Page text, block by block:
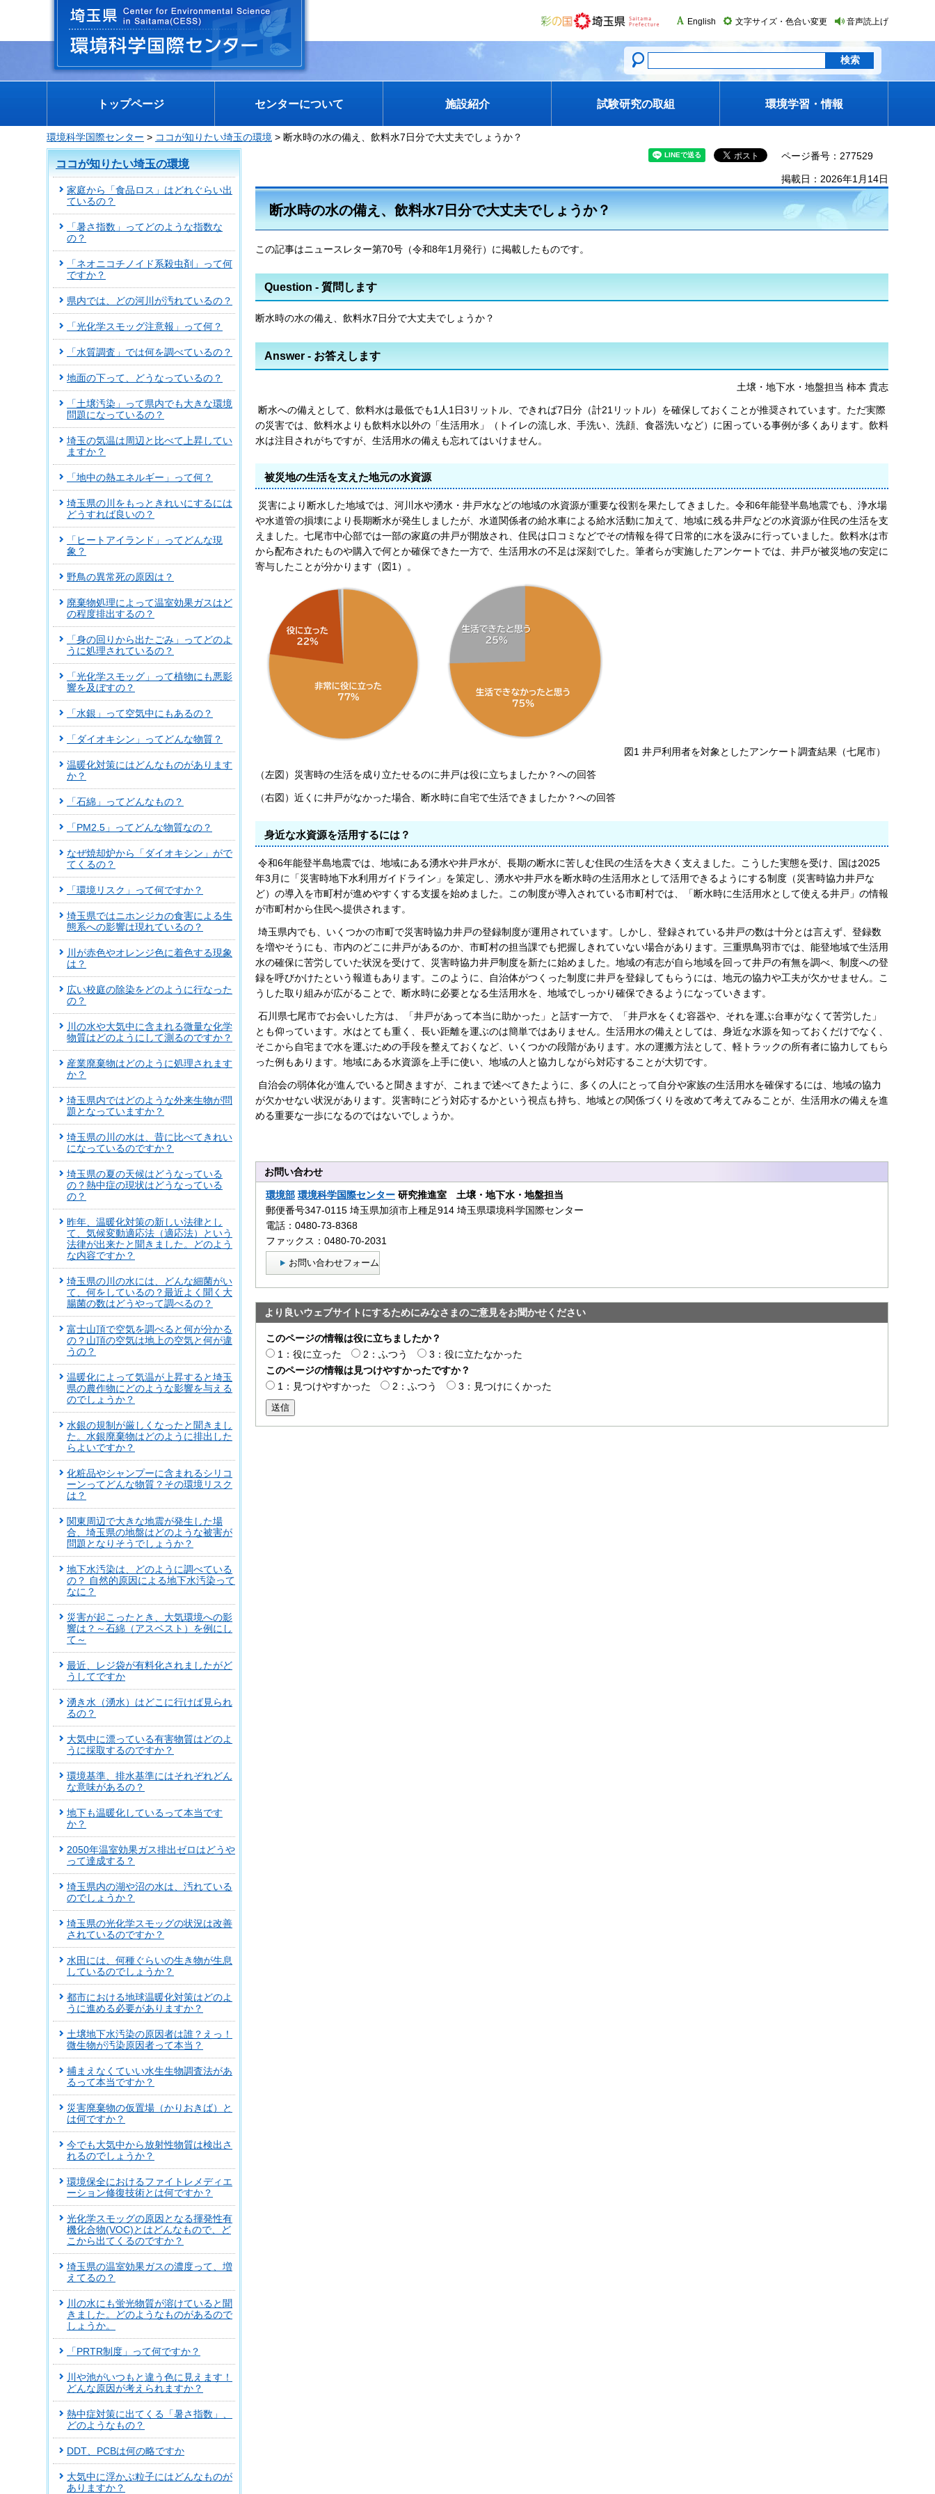
埼玉県 環境科学国際センター English 文字サイズ・色合い変更 音声読上げ
トップページ センターについて 施設紹介 試験研究の取組 環境学習・情報
環境科学国際センター > ココが知りたい埼玉の環境 > 断水時の水の備え、飲料水7日分で大丈夫でしょうか？
ココが知りたい埼玉の環境
家庭から「食品ロス」はどれぐらい出
ているの？
「暑さ指数」ってどのような指数な
の？
「ネオニコチノイド系殺虫剤」って何
ですか？
県内では、どの河川が汚れているの？
「光化学スモッグ注意報」って何？
「水質調査」では何を調べているの？
地面の下って、どうなっているの？
「土壌汚染」って県内でも大きな環境
問題になっているの？
埼玉の気温は周辺と比べて上昇してい
ますか？
「地中の熱エネルギー」って何？
埼玉県の川をもっときれいにするには
どうすれば良いの？
「ヒートアイランド」ってどんな現
象？
野鳥の異常死の原因は？
廃棄物処理によって温室効果ガスはど
の程度排出するの？
「身の回りから出たごみ」ってどのよ
うに処理されているの？
「光化学スモッグ」って植物にも悪影
響を及ぼすの？
「水銀」って空気中にもあるの？
「ダイオキシン」ってどんな物質？
温暖化対策にはどんなものがあります
か？
「石綿」ってどんなもの？
「PM2.5」ってどんな物質なの？
なぜ焼却炉から「ダイオキシン」がで
てくるの？
「環境リスク」って何ですか？
埼玉県ではニホンジカの食害による生
態系への影響は現れているの？
川が赤色やオレンジ色に着色する現象
は？
広い校庭の除染をどのように行なった
の？
川の水や大気中に含まれる微量な化学
物質はどのようにして測るのですか？
産業廃棄物はどのように処理されます
か？
埼玉県内ではどのような外来生物が問
題となっていますか？
埼玉県の川の水は、昔に比べてきれい
になっているのですか？
埼玉県の夏の天候はどうなっている
の？熱中症の現状はどうなっている
の？
昨年、温暖化対策の新しい法律とし
て、気候変動適応法（適応法）という
法律が出来たと聞きました。どのよう
な内容ですか？
埼玉県の川の水には、どんな細菌がい
て、何をしているの？最近よく聞く大
腸菌の数はどうやって調べるの？
富士山頂で空気を調べると何が分かる
の？山頂の空気は地上の空気と何が違
うの？
温暖化によって気温が上昇すると埼玉
県の農作物にどのような影響を与える
のでしょうか？
水銀の規制が厳しくなったと聞きまし
た。水銀廃棄物はどのように排出した
らよいですか？
化粧品やシャンプーに含まれるシリコ
ーンってどんな物質？その環境リスク
は？
関東周辺で大きな地震が発生した場
合、埼玉県の地盤はどのような被害が
問題となりそうでしょうか？
地下水汚染は、どのように調べている
の？ 自然的原因による地下水汚染って
なに？
災害が起こったとき、大気環境への影
響は？～石綿（アスベスト）を例にし
て～
最近、レジ袋が有料化されましたがど
うしてですか
湧き水（湧水）はどこに行けば見られ
るの？
大気中に漂っている有害物質はどのよ
うに採取するのですか？
環境基準、排水基準にはそれぞれどん
な意味があるの？
地下も温暖化しているって本当です
か？
2050年温室効果ガス排出ゼロはどうや
って達成する？
埼玉県内の湖や沼の水は、汚れている
のでしょうか？
埼玉県の光化学スモッグの状況は改善
されているのですか？
水田には、何種ぐらいの生き物が生息
しているのでしょうか？
都市における地球温暖化対策はどのよ
うに進める必要がありますか？
土壌地下水汚染の原因者は誰？えっ！
微生物が汚染原因者って本当？
捕まえなくていい水生生物調査法があ
るって本当ですか？
災害廃棄物の仮置場（かりおきば）と
は何ですか？
今でも大気中から放射性物質は検出さ
れるのでしょうか？
環境保全におけるファイトレメディエ
ーション修復技術とは何ですか？
光化学スモッグの原因となる揮発性有
機化合物(VOC)とはどんなもので、ど
こから出てくるのですか？
埼玉県の温室効果ガスの濃度って、増
えてるの？
川の水にも蛍光物質が溶けていると聞
きました。どのようなものがあるので
しょうか。
「PRTR制度」って何ですか？
川や池がいつもと違う色に見えます！
どんな原因が考えられますか？
熱中症対策に出てくる「暑さ指数」、
どのようなもの？
DDT、PCBは何の略ですか
大気中に浮かぶ粒子にはどんなものが
ありますか？
ページ番号：277529
掲載日：2026年1月14日
断水時の水の備え、飲料水7日分で大丈夫でしょうか？
この記事はニュースレター第70号（令和8年1月発行）に掲載したものです。
Question - 質問します
断水時の水の備え、飲料水7日分で大丈夫でしょうか？
Answer - お答えします
土壌・地下水・地盤担当 柿本 貴志
断水への備えとして、飲料水は最低でも1人1日3リットル、できれば7日分（計21リットル）を確保しておくことが推奨されています。ただ実際
の災害では、飲料水よりも飲料水以外の「生活用水」（トイレの流し水、手洗い、洗顔、食器洗いなど）に困っている事例が多くあります。飲料
水は注目されがちですが、生活用水の備えも忘れてはいけません。
被災地の生活を支えた地元の水資源
災害により断水した地域では、河川水や湧水・井戸水などの地域の水資源が重要な役割を果たしてきました。令和6年能登半島地震でも、浄水場
や水道管の損壊により長期断水が発生しましたが、水道関係者の給水車による給水活動に加えて、地域に残る井戸などの水資源が住民の生活を支
えました。七尾市中心部では一部の家庭の井戸が開放され、住民は口コミなどでその情報を得て日常的に水を汲みに行っていました。飲料水は市
から配布されたものや購入で何とか確保できた一方で、生活用水の不足は深刻でした。筆者らが実施したアンケートでは、井戸が被災地の安定に
寄与したことが分かります（図1）。
図1 井戸利用者を対象としたアンケート調査結果（七尾市）
（左図）災害時の生活を成り立たせるのに井戸は役に立ちましたか？への回答
（右図）近くに井戸がなかった場合、断水時に自宅で生活できましたか？への回答
身近な水資源を活用するには？
令和6年能登半島地震では、地域にある湧水や井戸水が、長期の断水に苦しむ住民の生活を大きく支えました。こうした実態を受け、国は2025
年3月に「災害時地下水利用ガイドライン」を策定し、湧水や井戸水を断水時の生活用水として活用できるようにする制度（災害時協力井戸な
ど）の導入を市町村が進めやすくする支援を始めました。この制度が導入されている市町村では、「断水時に生活用水として使える井戸」の情報
が市町村から住民へ提供されます。
埼玉県内でも、いくつかの市町で災害時協力井戸の登録制度が運用されています。しかし、登録されている井戸の数は十分とは言えず、登録数
を増やそうにも、市内のどこに井戸があるのか、市町村の担当課でも把握しきれていない場合があります。三重県鳥羽市では、能登地域で生活用
水の確保に苦労していた状況を受けて、災害時協力井戸制度を新たに始めました。地域の有志が自ら地域を回って井戸の有無を調べ、制度への登
録を呼びかけたという報道もあります。このように、自治体がつくった制度に井戸を登録してもらうには、地元の協力や工夫が欠かせません。こ
うした取り組みが広がることで、断水時に必要となる生活用水を、地域でしっかり確保できるようになっていきます。
石川県七尾市でお会いした方は、「井戸があって本当に助かった」と話す一方で、「井戸水をくむ容器や、それを運ぶ台車がなくて苦労した」
とも仰っています。水はとても重く、長い距離を運ぶのは簡単ではありません。生活用水の備えとしては、身近な水源を知っておくだけでなく、
そこから自宅まで水を運ぶための手段を整えておくなど、いくつかの段階があります。水の運搬方法として、軽トラックの所有者に協力してもら
った例もあります。地域にある水資源を上手に使い、地域の人と協力しながら対応することが大切です。
自治会の弱体化が進んでいると聞きますが、これまで述べてきたように、多くの人にとって自分や家族の生活用水を確保するには、地域の協力
が欠かせない状況があります。災害時にどう対応するかという視点も持ち、地域との関係づくりを改めて考えてみることが、生活用水の備えを進
める重要な一歩になるのではないでしょうか。
お問い合わせ
環境部 環境科学国際センター 研究推進室 土壌・地下水・地盤担当
郵便番号347-0115 埼玉県加須市上種足914 埼玉県環境科学国際センター
電話：0480-73-8368
ファックス：0480-70-2031
お問い合わせフォーム
より良いウェブサイトにするためにみなさまのご意見をお聞かせください
このページの情報は役に立ちましたか？
1：役に立った
2：ふつう
3：役に立たなかった
このページの情報は見つけやすかったですか？
1：見つけやすかった
2：ふつう 3：見つけにくかった
送信